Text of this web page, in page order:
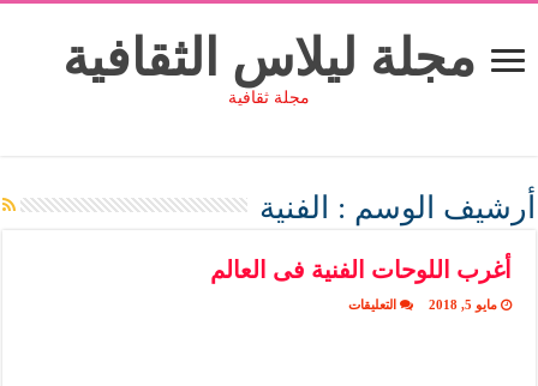
مجلة ليلاس الثقافية
مجلة ثقافية
أرشيف الوسم : الفنية
أغرب اللوحات الفنية فى العالم
مايو 5, 2018 التعليقاتعلى